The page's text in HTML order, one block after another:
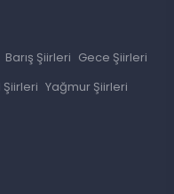
Barış Şiirleri Gece Şiirleri
Yağmur Şiirleri